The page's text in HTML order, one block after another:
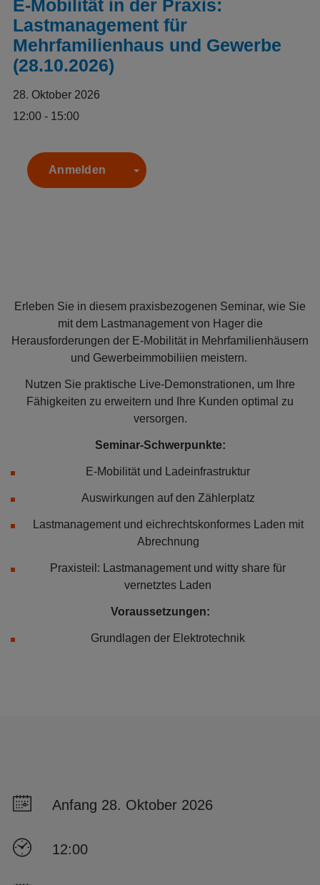
E-Mobilität in der Praxis:
Lastmanagement für
Mehrfamilienhaus und Gewerbe
(28.10.2026)
28. Oktober 2026
12:00 - 15:00
Anmelden Toggle Dropdown
Erleben Sie in diesem praxisbezogenen Seminar, wie Sie
mit dem Lastmanagement von Hager die
Herausforderungen der E-Mobilität in Mehrfamilienhäusern
und Gewerbeimmobiliien meistern.
Nutzen Sie praktische Live-Demonstrationen, um Ihre
Fähigkeiten zu erweitern und Ihre Kunden optimal zu
versorgen.
Seminar-Schwerpunkte:
E-Mobilität und Ladeinfrastruktur
Auswirkungen auf den Zählerplatz
Lastmanagement und eichrechtskonformes Laden mit
Abrechnung
Praxisteil: Lastmanagement und witty share für
vernetztes Laden
Voraussetzungen:
Grundlagen der Elektrotechnik
Anfang 28. Oktober 2026
12:00